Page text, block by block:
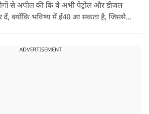
से अपील की कि वे अभी पेट्रोल और डीजल
दें, क्योंकि भविष्य में ई40 आ सकता है, जिससे
ADVERTISEMENT